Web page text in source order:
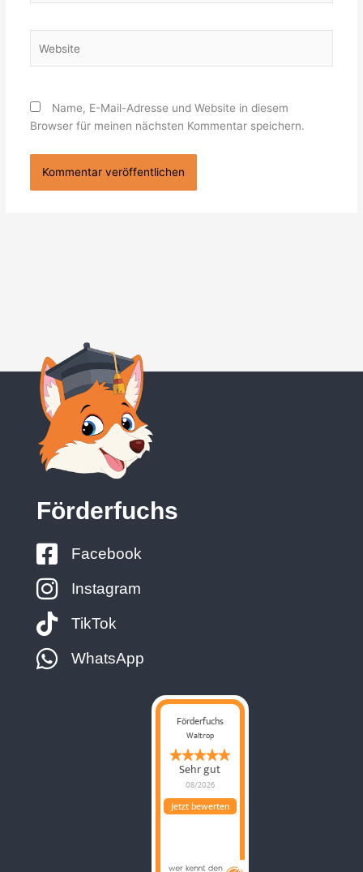
Name, E-Mail-Adresse und Website in diesem
Browser für meinen nächsten Kommentar speichern.
Förderfuchs
Facebook
Instagram
TikTok
WhatsApp
Förderfuchs
Waltrop
Sehr gut
08/2026
Jetzt bewerten